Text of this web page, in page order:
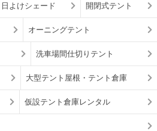
日よけシェード 開閉式テント
オーニングテント
洗車場間仕切りテント
大型テント屋根・テント倉庫
仮設テント倉庫レンタル